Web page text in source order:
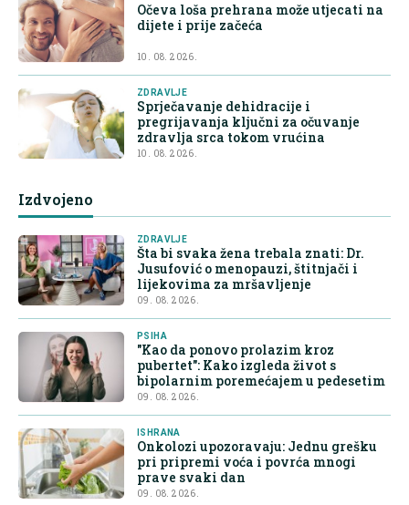
Očeva loša prehrana može utjecati na
dijete i prije začeća
10. 08. 2026.
ZDRAVLJE
Sprječavanje dehidracije i
pregrijavanja ključni za očuvanje
zdravlja srca tokom vrućina
10. 08. 2026.
Izdvojeno
ZDRAVLJE
Šta bi svaka žena trebala znati: Dr.
Jusufović o menopauzi, štitnjači i
lijekovima za mršavljenje
09. 08. 2026.
PSIHA
"Kao da ponovo prolazim kroz
pubertet": Kako izgleda život s
bipolarnim poremećajem u pedesetim
09. 08. 2026.
ISHRANA
Onkolozi upozoravaju: Jednu grešku
pri pripremi voća i povrća mnogi
prave svaki dan
09. 08. 2026.